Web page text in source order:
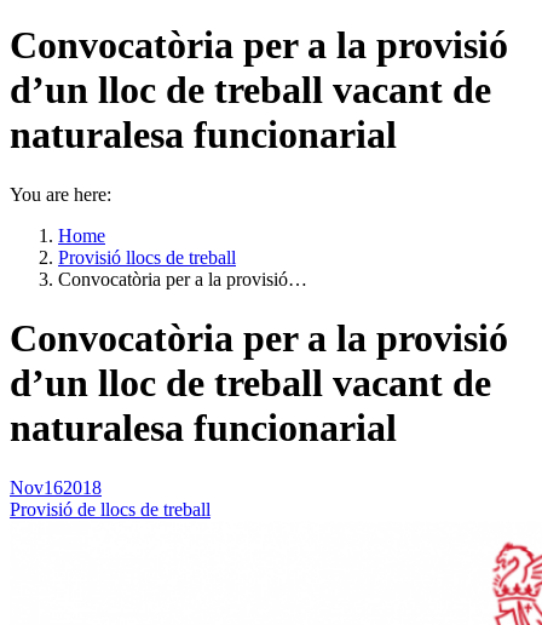
Convocatòria per a la provisió
d’un lloc de treball vacant de
naturalesa funcionarial
You are here:
Home
Provisió llocs de treball
Convocatòria per a la provisió…
Convocatòria per a la provisió
d’un lloc de treball vacant de
naturalesa funcionarial
Nov162018
Provisió de llocs de treball